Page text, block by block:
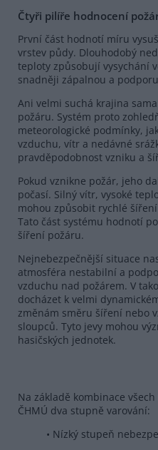
Čtyři pilíře hodnocení
První část hodnotí míru
vrstev půdy. Dlouhodobý
teploty způsobují vysychání
snadněji zápalnou a
Ani velmi suchá krajina
požáru. Systém proto
meteorologické podmínky,
vzduchu, vítr a nedávné
pravděpodobnost vzniku a
Pokud vznikne požár, jeho
počasí. Silný vítr, vysoké
mohou způsobit rychlé
Tato část systému hodnotí
šíření požáru.
Nejnebezpečnější situace
atmosféra nestabilní a
vzduchu nad požárem. V
docházet k velmi
změnám směru šíření nebo
sloupců. Tyto jevy mohou
hasičských jednotek.
Na základě kombinace
ČHMÚ dva stupně varování:
• Nízký stupeň